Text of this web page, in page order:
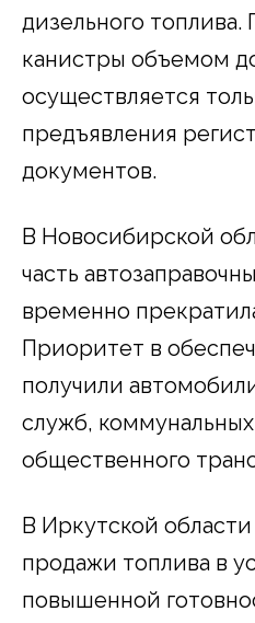
дизельного
канистры объемом
осуществляется
предъявления
документов.
В Новосибирской
часть
временно
Приоритет в
получили
служб,
общественного
В Иркутской
продажи топлива в
повышенной